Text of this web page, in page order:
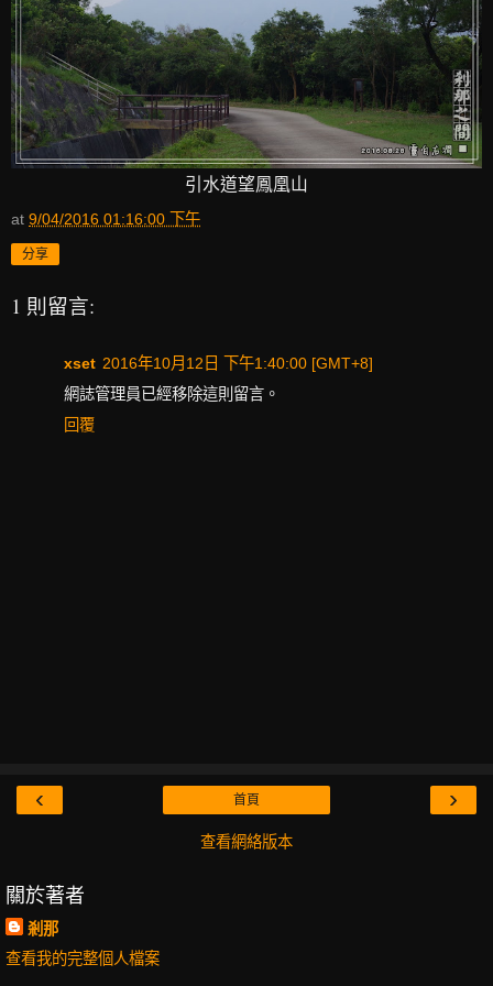
引水道望鳳凰山
at 9/04/2016 01:16:00 下午
分享
1 則留言:
xset 2016年10月12日 下午1:40:00 [GMT+8]
網誌管理員已經移除這則留言。
回覆
‹ ›
首頁
查看網絡版本
關於著者
剎那
查看我的完整個人檔案